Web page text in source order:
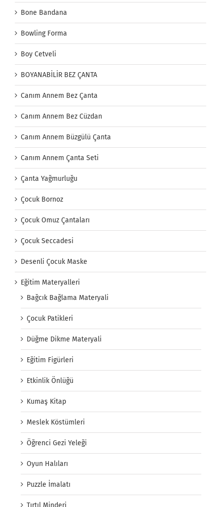
Bone Bandana
Bowling Forma
Boy Cetveli
BOYANABİLİR BEZ ÇANTA
Canım Annem Bez Çanta
Canım Annem Bez Cüzdan
Canım Annem Büzgülü Çanta
Canım Annem Çanta Seti
Çanta Yağmurluğu
Çocuk Bornoz
Çocuk Omuz Çantaları
Çocuk Seccadesi
Desenli Çocuk Maske
Eğitim Materyalleri
Bağcık Bağlama Materyali
Çocuk Patikleri
Düğme Dikme Materyali
Eğitim Figürleri
Etkinlik Önlüğü
Kumaş Kitap
Meslek Köstümleri
Öğrenci Gezi Yeleği
Oyun Halıları
Puzzle İmalatı
Tırtıl Minderi